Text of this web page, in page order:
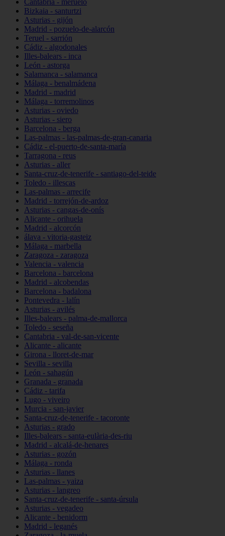
Cantabria - meruelo
Bizkaia - santurtzi
Asturias - gijón
Madrid - pozuelo-de-alarcón
Teruel - sarrión
Cádiz - algodonales
Illes-balears - inca
León - astorga
Salamanca - salamanca
Málaga - benalmádena
Madrid - madrid
Málaga - torremolinos
Asturias - oviedo
Asturias - siero
Barcelona - berga
Las-palmas - las-palmas-de-gran-canaria
Cádiz - el-puerto-de-santa-maría
Tarragona - reus
Asturias - aller
Santa-cruz-de-tenerife - santiago-del-teide
Toledo - illescas
Las-palmas - arrecife
Madrid - torrejón-de-ardoz
Asturias - cangas-de-onís
Alicante - orihuela
Madrid - alcorcón
álava - vitoria-gasteiz
Málaga - marbella
Zaragoza - zaragoza
Valencia - valencia
Barcelona - barcelona
Madrid - alcobendas
Barcelona - badalona
Pontevedra - lalín
Asturias - avilés
Illes-balears - palma-de-mallorca
Toledo - seseña
Cantabria - val-de-san-vicente
Alicante - alicante
Girona - lloret-de-mar
Sevilla - sevilla
León - sahagún
Granada - granada
Cádiz - tarifa
Lugo - viveiro
Murcia - san-javier
Santa-cruz-de-tenerife - tacoronte
Asturias - grado
Illes-balears - santa-eulària-des-riu
Madrid - alcalá-de-henares
Asturias - gozón
Málaga - ronda
Asturias - llanes
Las-palmas - yaiza
Asturias - langreo
Santa-cruz-de-tenerife - santa-úrsula
Asturias - vegadeo
Alicante - benidorm
Madrid - leganés